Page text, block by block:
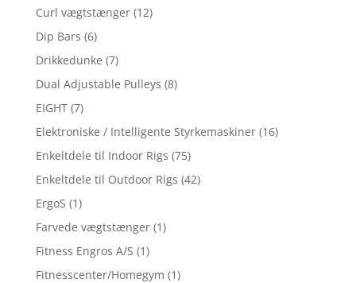
Curl vægtstænger (12)
Dip Bars (6)
Drikkedunke (7)
Dual Adjustable Pulleys (8)
EIGHT (7)
Elektroniske / Intelligente Styrkemaskiner (16)
Enkeltdele til Indoor Rigs (75)
Enkeltdele til Outdoor Rigs (42)
ErgoS (1)
Farvede vægtstænger (1)
Fitness Engros A/S (1)
Fitnesscenter/Homegym (1)